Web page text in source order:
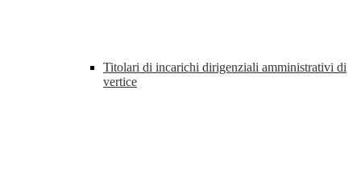
Titolari di incarichi dirigenziali amministrativi di
vertice